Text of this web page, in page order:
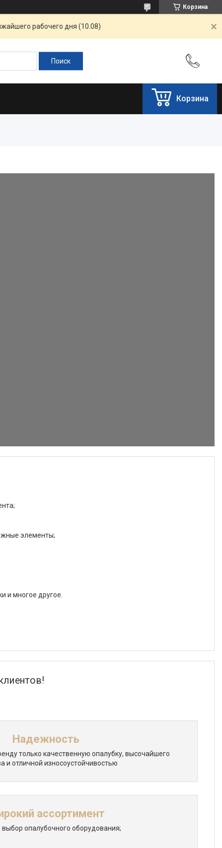
Корзина
рабочего дня (10.08)
Корзина
элементы;
и многое другое.
Надежность
только качественную опалубку, высочайшего
и отличной износоустойчивостью
ассортимент
опалубочного оборудования;